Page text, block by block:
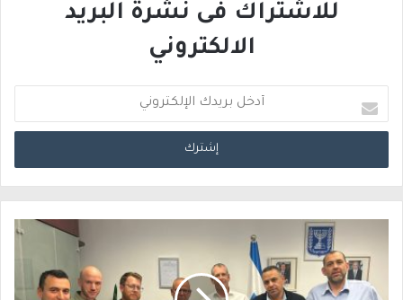
للاشتراك فى نشرة البريد
الالكتروني
د
خ